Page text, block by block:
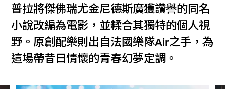
普拉將傑佛瑞尤金尼德斯廣獲讚譽的同名
小說改編為電影，並糅合其獨特的個人視
野。原創配樂則出自法國樂隊Air之手，為
這場帶昔日情懷的青春幻夢定調。